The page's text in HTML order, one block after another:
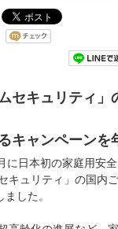
セキュリティ」
キャンペーンを
日本初の家庭用安
キュリティ」の国内
した。